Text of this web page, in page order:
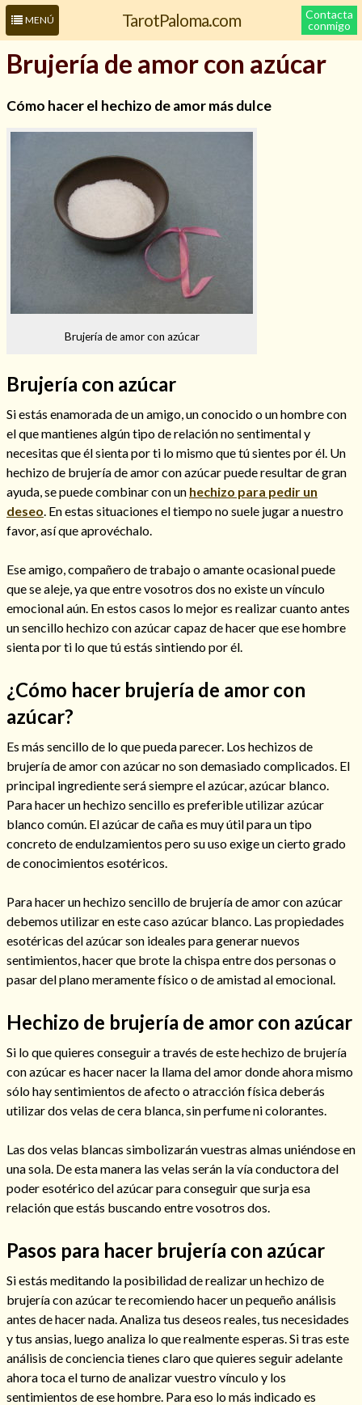
MENÚ TarotPaloma.com
Contacta
conmigo
Leer más sobre mí
Hechizos de amor
Cómo alejar a la amante de mi esposo
Endulzamiento
Consulta de tarot online
Brujería de amor con azúcar
Cómo hacer el hechizo de amor más dulce
Brujería de amor con azúcar
Brujería con azúcar
Si estás enamorada de un amigo, un conocido o un hombre con
el que mantienes algún tipo de relación no sentimental y
necesitas que él sienta por ti lo mismo que tú sientes por él. Un
hechizo de brujería de amor con azúcar puede resultar de gran
ayuda, se puede combinar con un hechizo para pedir un
deseo . En estas situaciones el tiempo no suele jugar a nuestro
favor, así que aprovéchalo.
Ese amigo, compañero de trabajo o amante ocasional puede
que se aleje, ya que entre vosotros dos no existe un vínculo
emocional aún. En estos casos lo mejor es realizar cuanto antes
un sencillohechizo con azúcarcapaz de hacer que ese hombre
sienta por ti lo que tú estás sintiendo por él.
¿Cómo hacer brujería de amor con
azúcar?
Es más sencillo de lo que pueda parecer. Los hechizos de
brujería de amor con azúcar no son demasiado complicados. El
principal ingrediente será siempre el azúcar, azúcar blanco.
Para hacer un hechizo sencillo es preferible utilizar azúcar
blanco común. El azúcar de caña es muy útil para un tipo
concreto de endulzamientos pero su uso exige un cierto grado
de conocimientos esotéricos.
Para hacer un hechizo sencillo de brujería de amor con azúcar
debemos utilizar en este caso azúcar blanco. Las propiedades
esotéricas del azúcar son ideales para generar nuevos
sentimientos, hacer que brote la chispa entre dos personas o
pasar del plano meramente físico o de amistad al emocional.
Hechizo de brujería de amor con azúcar
Si lo que quieres conseguir a través de este hechizo de brujería
con azúcar es hacer nacer la llama del amor donde ahora mismo
sólo hay sentimientos de afecto o atracción física deberás
utilizar dos velas de cera blanca, sin perfume ni colorantes.
Las dos velas blancas simbolizarán vuestras almas uniéndose en
una sola. De esta manera las velas serán la vía conductora del
poder esotérico del azúcar para conseguir que surja esa
relación que estás buscando entre vosotros dos.
Pasos para hacer brujería con azúcar
Si estás meditando la posibilidad de realizar un hechizo de
brujería con azúcar te recomiendo hacer un pequeño análisis
antes de hacer nada. Analiza tus deseos reales, tus necesidades
y tus ansias, luego analiza lo que realmente esperas. Si tras este
análisis de conciencia tienes claro que quieres seguir adelante
ahora toca el turno de analizar vuestro vínculo y los
sentimientos de ese hombre. Para eso lo más indicado es